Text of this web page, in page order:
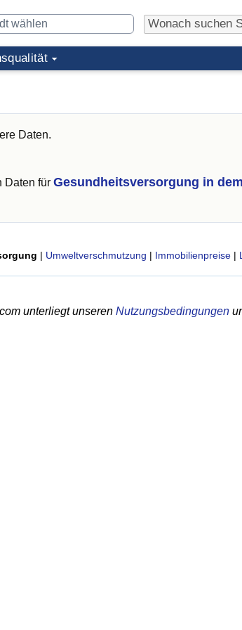
Daten.
Daten für Gesundheitsversorgung in
| Umweltverschmutzung | Immobilienpreise |
unterliegt unseren Nutzungsbedingungen